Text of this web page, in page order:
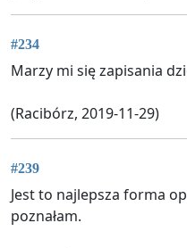
#234
Marzy mi się zapisania
(Racibórz, 2019-11-29)
#239
Jest to najlepsza forma
poznałam.